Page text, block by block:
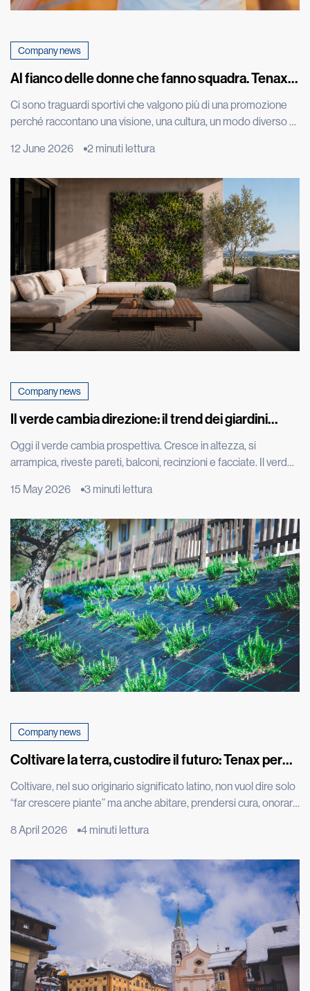
Company news
Al fianco delle donne che fanno squadra. Tenax
A1 della squadra di basket femminile di Costa
Masnaga
Ci sono traguardi sportivi che valgono più di una promozione
perché raccontano una visione, una cultura, un modo diverso di
Masnaga, squadra di basket femminile di cui siamo sponsor, è
tecnica e spirito di squadra, ma […]
12 June 2026 2 minuti lettura
Company news
Il verde cambia direzione: il trend dei giardini
Oggi il verde cambia prospettiva. Cresce in altezza, si
arrampica, riveste pareti, balconi, recinzioni e facciate. Il verde
nuovo, trasformando muri, tetti e spazi verticali in paesaggi da
dall’incontro tra design, architettura e bisogno di […]
15 May 2026 3 minuti lettura
Company news
Coltivare la terra, custodire il futuro: Tenax per
Coltivare, nel suo originario significato latino, non vuol dire solo
“far crescere piante” ma anche abitare, prendersi cura, onorare
dell’intenzione ancora prima del gesto: creare le condizioni
L’orto è molto più di uno spazio produttivo: […]
8 April 2026 4 minuti lettura